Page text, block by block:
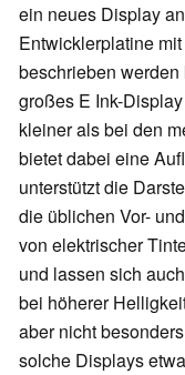
ein neues Display
Entwicklerplatine
beschrieben
großes E Ink-
kleiner als bei den
bietet dabei eine
unterstützt die
die üblichen Vor-
von elektrischer
und lassen sich
bei höherer
aber nicht
solche Displays